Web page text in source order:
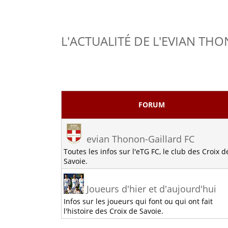
L'ACTUALITÉ DE L'EVIAN
FORUM
evian Thonon-Gaillard FC
Toutes les infos sur l'eTG FC, le club des Croix
Savoie.
Joueurs d'hier et d'aujourd'hui
Infos sur les joueurs qui font ou qui ont fait
l'histoire des Croix de Savoie.